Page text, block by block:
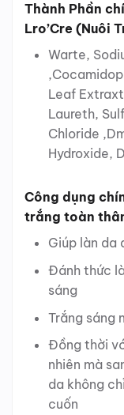
Thành Phần
Lro’Cre (Nuôi
Warte,
Leaf
Laureth,
Chloride
Hydroxide,
Công dụng
trắng toàn
Giúp làn da
Đánh thức
sáng
Trắng sáng
Đồng thời
nhiên mà
da không
cuốn